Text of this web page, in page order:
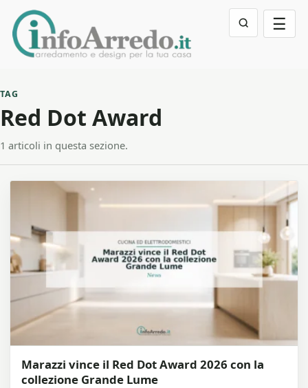
☰
TAG
Red Dot Award
1 articoli in questa sezione.
Marazzi vince il Red Dot Award 2026 con la
collezione Grande Lume